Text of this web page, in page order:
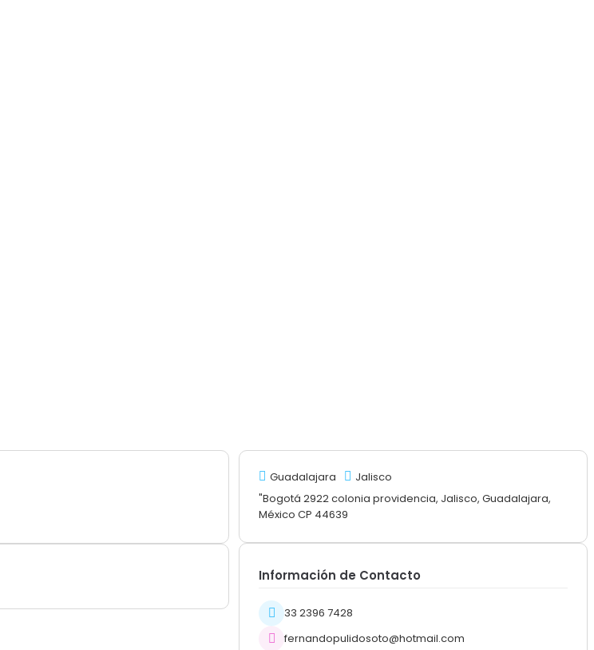
Guadalajara
Jalisco
"Bogotá 2922 colonia providencia, Jalisco, Guadalajara,
México CP 44639
Información de Contacto
33 2396 7428
fernandopulidosoto@hotmail.com